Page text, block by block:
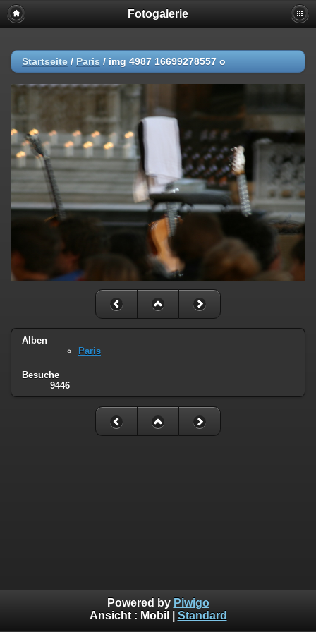
Fotogalerie
Startseite / Paris / img 4987 16699278557 o
Alben
Paris
Besuche
9446
Powered by Piwigo
Ansicht : Mobil Standard